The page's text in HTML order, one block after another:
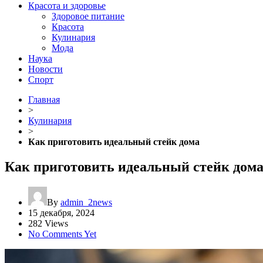
Красота и здоровье
Здоровое питание
Красота
Кулинария
Мода
Наука
Новости
Спорт
Главная
>
Кулинария
>
Как приготовить идеальный стейк дома
Как приготовить идеальный стейк дома
By admin_2news
15 декабря, 2024
282 Views
No Comments Yet